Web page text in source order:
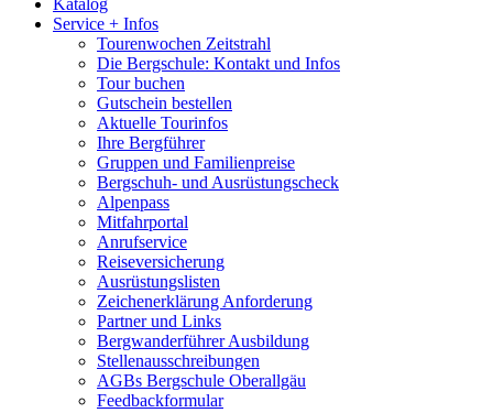
Katalog
Service + Infos
Tourenwochen Zeitstrahl
Die Bergschule: Kontakt und Infos
Tour buchen
Gutschein bestellen
Aktuelle Tourinfos
Ihre Bergführer
Gruppen und Familienpreise
Bergschuh- und Ausrüstungscheck
Alpenpass
Mitfahrportal
Anrufservice
Reiseversicherung
Ausrüstungslisten
Zeichenerklärung Anforderung
Partner und Links
Bergwanderführer Ausbildung
Stellenausschreibungen
AGBs Bergschule Oberallgäu
Feedbackformular